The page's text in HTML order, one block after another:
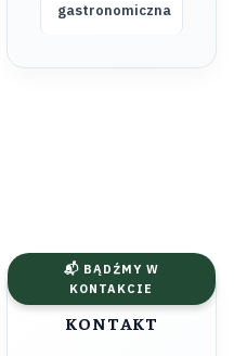
gastronomiczna
📬 BĄDŹMY W
KONTAKCIE
KONTAKT